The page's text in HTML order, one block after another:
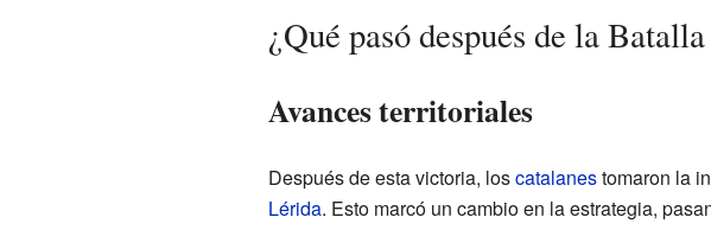
¿Qué pasó después de la
Avances territoriales
Después de esta victoria, loscatalanestomaron la
Lérida. Esto marcó un cambio en la estrategia,